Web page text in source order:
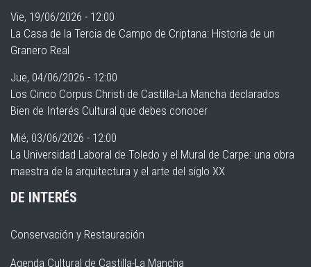
Vie, 19/06/2026 - 12:00
La Casa de la Tercia de Campo de Criptana: Historia de un
Granero Real
Jue, 04/06/2026 - 12:00
Los Cinco Corpus Christi de Castilla-La Mancha declarados
Bien de Interés Cultural que debes conocer
Mié, 03/06/2026 - 12:00
La Universidad Laboral de Toledo y el Mural de Carpe: una obra
maestra de la arquitectura y el arte del siglo XX
DE INTERÉS
Conservación y Restauración
Agenda Cultural de Castilla-La Mancha